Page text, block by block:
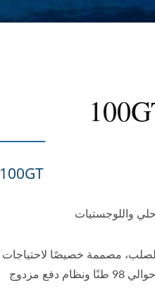
100GT
من الصلب، مصممة خصيصًا لاحتياجات
النقل لشركة الصين للنفط. بحمولة إجمالية تبلغ حوالي 98 طنًا ونظام دفع مزدوج